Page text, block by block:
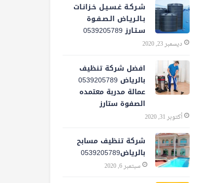
شـركـة غـسـيـل خـزانـات
بـالـريـاض الـصـفـوة
سـتـارز 0539205789
ديسمبر 23, 2020
افضل شركة تنظيف
بالرياض 0539205789
عمالة مدربة معتمده
الصفوة ستارز
أكتوبر 31, 2020
شركة تنظيف مسابح
بالرياض0539205789
سبتمبر 6, 2020